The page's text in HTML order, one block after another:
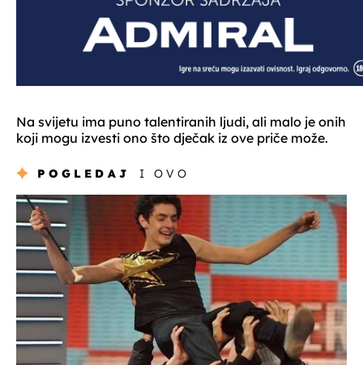
Na svijetu ima puno talentiranih ljudi, ali malo je onih
koji mogu izvesti ono što dječak iz ove priče može.
POGLEDAJ I OVO